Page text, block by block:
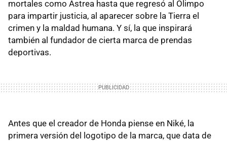
mortales como Astrea hasta que regresó al Olimpo
para impartir justicia, al aparecer sobre la Tierra el
crimen y la maldad humana. Y sí, la que inspirará
también al fundador de cierta marca de prendas
deportivas.
Antes que el creador de Honda piense en Niké, la
primera versión del logotipo de la marca, que data de